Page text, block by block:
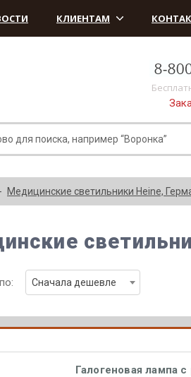
КЛИЕНТАМ
Медицинские светильники Heine,
Сначала дешевле
Галогеновая лампа